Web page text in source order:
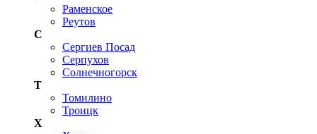
Раменское
Реутов
С
Сергиев Посад
Серпухов
Солнечногорск
Т
Томилино
Троицк
Х